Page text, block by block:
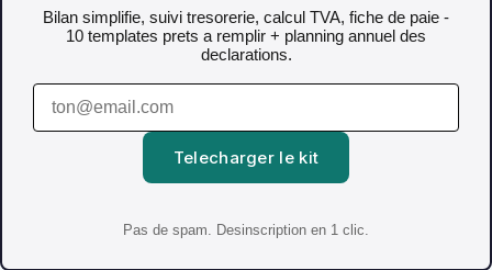
Bilan simplifie, suivi tresorerie, calcul TVA, fiche de paie -
10 templates prets a remplir + planning annuel des
declarations.
Telecharger le kit
Pas de spam. Desinscription en 1 clic.